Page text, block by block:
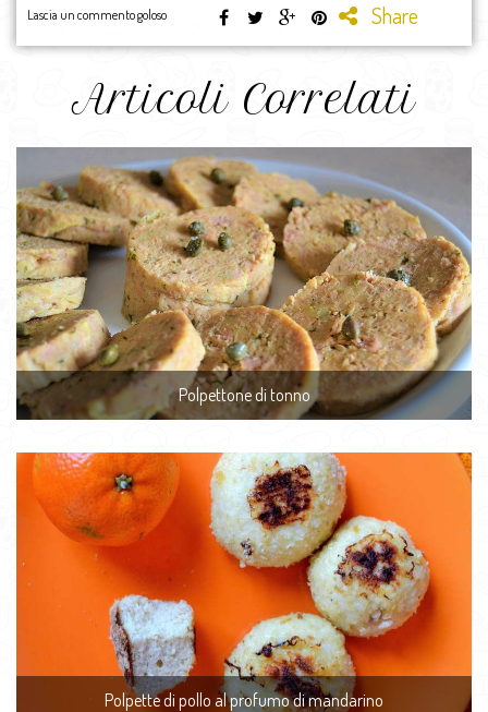
Lascia un commento goloso Share
Articoli Correlati
Polpettone di tonno
Polpette di pollo al profumo di mandarino